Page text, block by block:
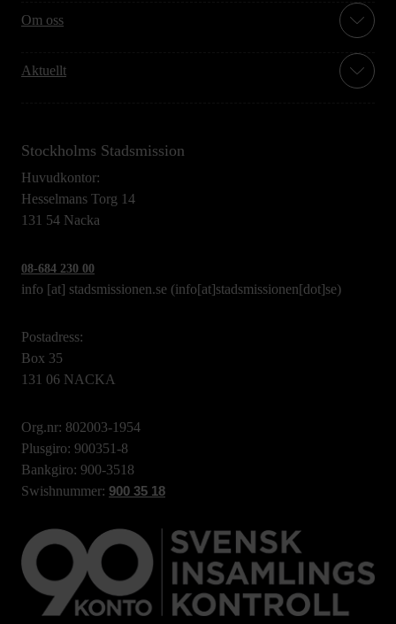
Om oss
Aktuellt
Stockholms Stadsmission
Huvudkontor:
Hesselmans Torg 14
131 54 Nacka
08-684 230 00
info [at] stadsmissionen.se (info[at]stadsmissionen[dot]se)
Postadress:
Box 35
131 06 NACKA
Org.nr: 802003-1954
Plusgiro: 900351-8
Bankgiro: 900-3518
Swishnummer: 900 35 18